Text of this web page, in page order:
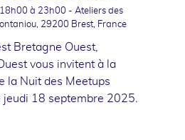
à 23h00 - Ateliers des
29200 Brest, France
Bretagne Ouest,
vous invitent à la
la Nuit des Meetups
jeudi 18 septembre 2025.